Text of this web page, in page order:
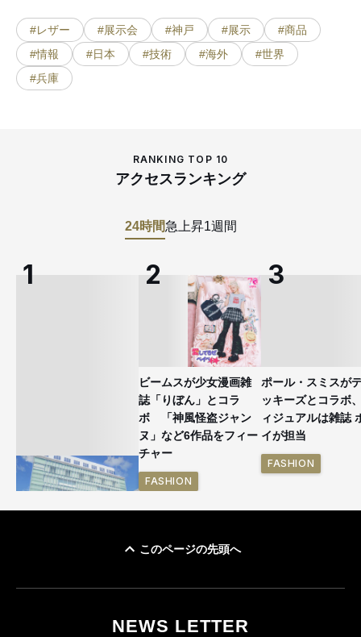
#レザー #展示会 #神戸 #展示
#商品
#情報
#日本 #技術 #海外
#世界
#兵庫
RANKING TOP 10
アクセスランキング
24時間急上昇1週間
ビームスが少女漫画雑
誌「りぼん」とコラ
ボ 「神風怪盗ジャン
ヌ」など6作品をフィー
チャー
FASHION
ポール・スミスが
ッキーズとコラボ
ィジュアルは雑誌
イが担当
FASHION
このページの先頭へ
NEWS LETTER